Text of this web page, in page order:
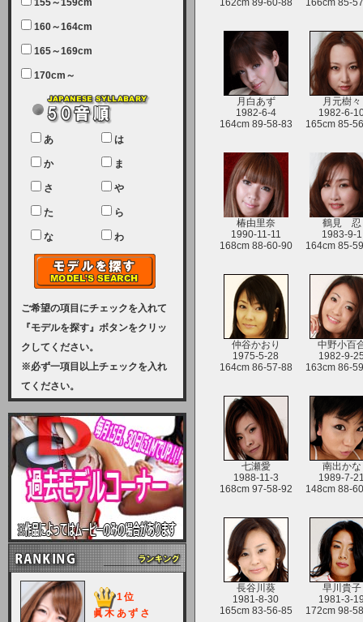
【クレジットカード決済について
②】
現在、クレジットカード決済はJCB
のみになっております。大変ご迷惑
キャシュでの決済は可能ですので、
宜しくお願い致します。
2024-02-23 (金)
【クレジットカード決済について】
只今、クレジットカード会社の都合
により決済ができない状況です。
ユーザー様には、大変ご迷惑をおか
けいたしまして申し訳ございませ
ん。
2023-08-31 (木)
【サーバーメンテナンス実施のお知
らせ】
2023年 9月10日（日曜日）午前8：
サーバーメンテナンスを実施いたし
ます。その為、アクセスはできませ
ますが、ご理解の程を宜しくお願い
致します。
2022-09-01 (木)
【サーバーメンテナンスのお知ら
せ】
9月10日（土曜日）AM6：00から
AM8：00（予定）サーバーメンテ
ナンスを致します。ご迷惑をおかけ
しますが、宜しくお願い致します。
2021-10-22 (金)
155～159cm
160～164cm
165～169cm
170cm～
あ は
か ま
さ や
た ら
な わ
ご希望の項目にチェックを入れて
『モデルを探す』ボタンをクリッ
クしてください。
※必ず一項目以上チェックを入れ
てください。
1位
眞木あずさ
162cm 89-60-88
166cm 85-
月白あず
1982-6-4
164cm 89-58-83
月元樹々
1982-6-
165cm 85-
椿由里奈
1990-11-11
168cm 88-60-90
鶴見 忍
1983-9-1
164cm 85-
仲谷かおり
1975-5-28
164cm 86-57-88
中野小百
1982-9-
163cm 86-
七瀬愛
1988-11-3
168cm 97-58-92
南出かな
1989-7-
148cm 88-
長谷川葵
1981-8-30
165cm 83-56-85
早川貴子
1981-3-
172cm 98-